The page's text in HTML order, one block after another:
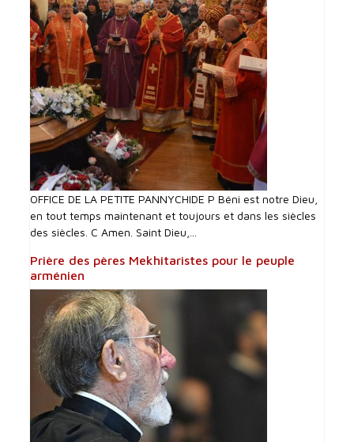
OFFICE DE LA PETITE PANNYCHIDE P Béni est notre Dieu,
en tout temps maintenant et toujours et dans les siècles
des siècles. C Amen. Saint Dieu,...
Prière des pères Mekhitaristes pour le peuple
arménien